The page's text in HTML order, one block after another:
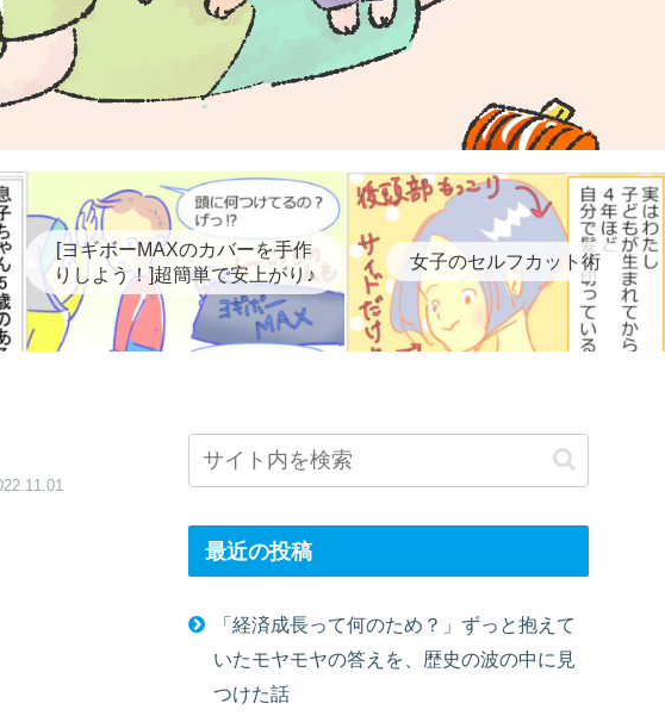
[ヨギボーMAXのカバーを手作
りしよう！]超簡単で安上がり♪
女子のセルフカット術
最近の投稿
「経済成長って何のため？」ずっと抱えて
いたモヤモヤの答えを、歴史の波の中に見
つけた話